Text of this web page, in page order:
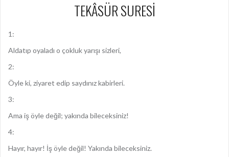
TEKÂSÜR SURESİ
1:
Aldatıp oyaladı o çokluk yarışı sizleri,
2:
Öyle ki, ziyaret edip saydınız kabirleri.
3:
Ama iş öyle değil; yakında bileceksiniz!
4:
Hayır, hayır! İş öyle değil! Yakında bileceksiniz.